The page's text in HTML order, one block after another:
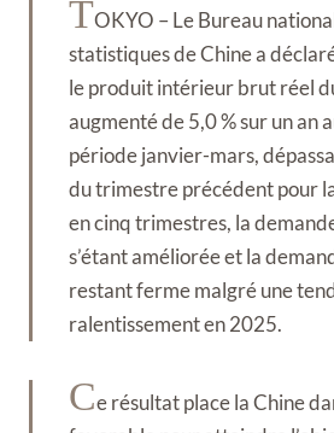
TOKYO – Le Bureau
statistiques de Chine a
le produit intérieur brut réel
augmenté de 5,0 % sur un an
période janvier-mars,
du trimestre précédent pour
en cinq trimestres, la
s’étant améliorée et la
restant ferme malgré une
ralentissement en 2025.
Ce résultat place la Chine